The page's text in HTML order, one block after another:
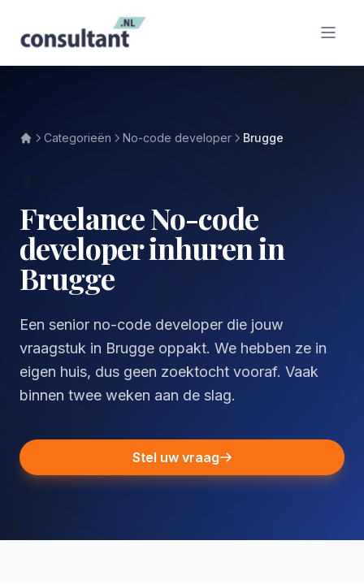
Categorieën No-code developer Brugge
Freelance No-code
developer inhuren in
Brugge
Een senior no-code developer die jouw
vraagstuk in Brugge oppakt. We hebben ze in
eigen huis, dus geen zoektocht vooraf. Vaak
binnen twee weken aan de slag.
Stel uw vraag